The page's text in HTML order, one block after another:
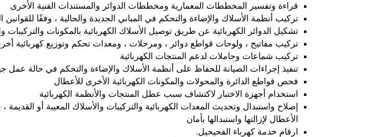
قراءة وتفسير المخططات المعمارية ومخططات الدوائر والمستندات الفنية الأخرى
تركيب أنظمة الأسلاك والإضاءة والتحكم في المباني الجديدة والحالية ، وفقًا للقوانين
تشكيل الدوائر الكهربائية عن طريق توصيل الأسلاك الكهربائية بالمكونات والتركيبات
تركيب مفاتيح ، ولوحات قواطع دوائر ، ومرحلات ، ومعدات تحكم وتوزيع كهربائية
تركيب شماعات وحاملات لدعم المنتجات الكهربائية
تنفيذ إجراءات الصيانة للحفاظ على أنظمة الأسلاك والإضاءة والتحكم في حالة عمل
فحص قواطع الدائرة والمحولات والمكونات الكهربائية الأخرى للأعطال
استخدام أجهزة الاختبار لاكتشاف سبب عطل المنتجات والأنظمة الكهربائية
إصلاح واستبدال وتحديث المعدات الكهربائية والتركيبات والأسلاك المعيبة أو
الأعطال لإزالتها واستبدالها بأمان
ارقام خدمة كهرباء الفحيحيل.